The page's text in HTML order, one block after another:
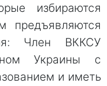
избираются
Член ВККСУ
Украины с
и иметь